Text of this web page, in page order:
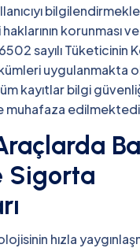
korunması
sayılı Tüketicinin
uygulanmakta
kayıtlar bilgi
muhafaza
Sigorta
hızla